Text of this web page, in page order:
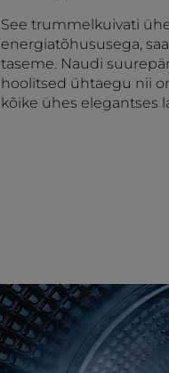
See trummelkuivati
energiatõhususega,
taseme. Naudi
hoolitsed ühtaegu nii
kõike ühes elegantses